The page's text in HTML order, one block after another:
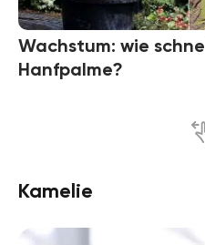
Wachstum: wie
Hanfpalme?
Kamelie